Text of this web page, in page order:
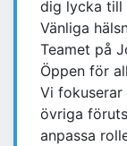
dig lycka till
Vänliga
Teamet på
Öppen för
Vi fokuserar
övriga
anpassa